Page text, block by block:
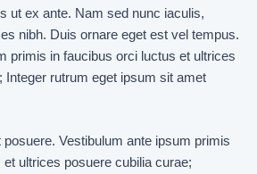
ut ex ante. Nam sed nunc iaculis,
nibh. Duis ornare eget est vel tempus.
primis in faucibus orci luctus et ultrices
Integer rutrum eget ipsum sit amet
posuere. Vestibulum ante ipsum primis
ultrices posuere cubilia curae;